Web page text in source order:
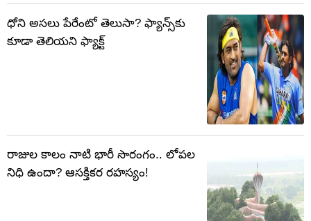
ధోని అసలు పేరేంటో తెలుసా? ఫ్యాన్స్‌కు
కూడా తెలియని ఫ్యాక్ట్
రాజుల కాలం నాటి భారీ సొరంగం.. లోపల
నిధి ఉందా? ఆసక్తికర రహస్యం!